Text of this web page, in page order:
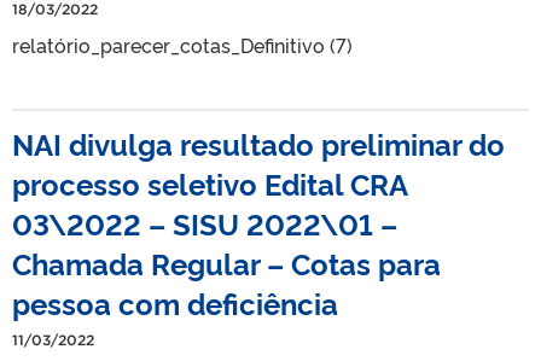
18/03/2022
relatório_parecer_cotas_Definitivo (7)
NAI divulga resultado preliminar do
processo seletivo Edital CRA
03\2022 – SISU 2022\01 –
Chamada Regular – Cotas para
pessoa com deficiência
11/03/2022